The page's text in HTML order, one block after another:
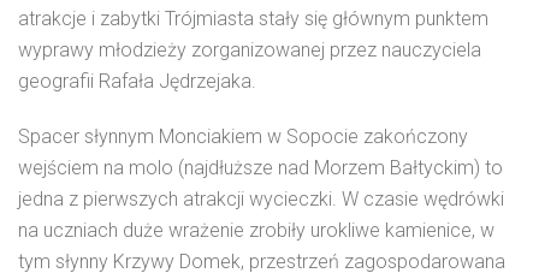
atrakcje i zabytki Trójmiasta stały się głównym punktem
wyprawy młodzieży zorganizowanej przez nauczyciela
geografii Rafała Jędrzejaka.
Spacer słynnym Monciakiem w Sopocie zakończony
wejściem na molo (najdłuższe nad Morzem Bałtyckim) to
jedna z pierwszych atrakcji wycieczki. W czasie wędrówki
na uczniach duże wrażenie zrobiły urokliwe kamienice, w
tym słynny Krzywy Domek, przestrzeń zagospodarowana